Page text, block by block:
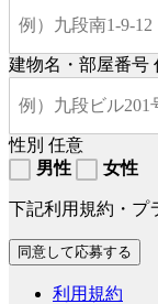
建物名・部屋番号
性別 任意
男性
女性
下記利用規約・プ
利用規約